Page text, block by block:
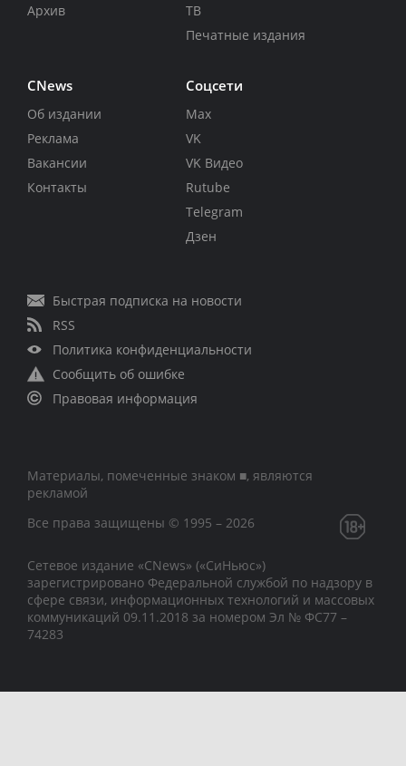
Архив
ТВ
Печатные издания
CNews
Об издании
Реклама
Вакансии
Контакты
Соцсети
Max
VK
VK Видео
Rutube
Telegram
Дзен
Быстрая подписка на новости
RSS
Политика конфиденциальности
Сообщить об ошибке
Правовая информация
Материалы, помеченные знаком ■, являются
рекламой
Все права защищены © 1995 – 2026
Сетевое издание «CNews» («СиНьюс»)
зарегистрировано Федеральной службой по надзору в
сфере связи, информационных технологий и массовых
коммуникаций 09.11.2018 за номером Эл № ФС77 –
74283